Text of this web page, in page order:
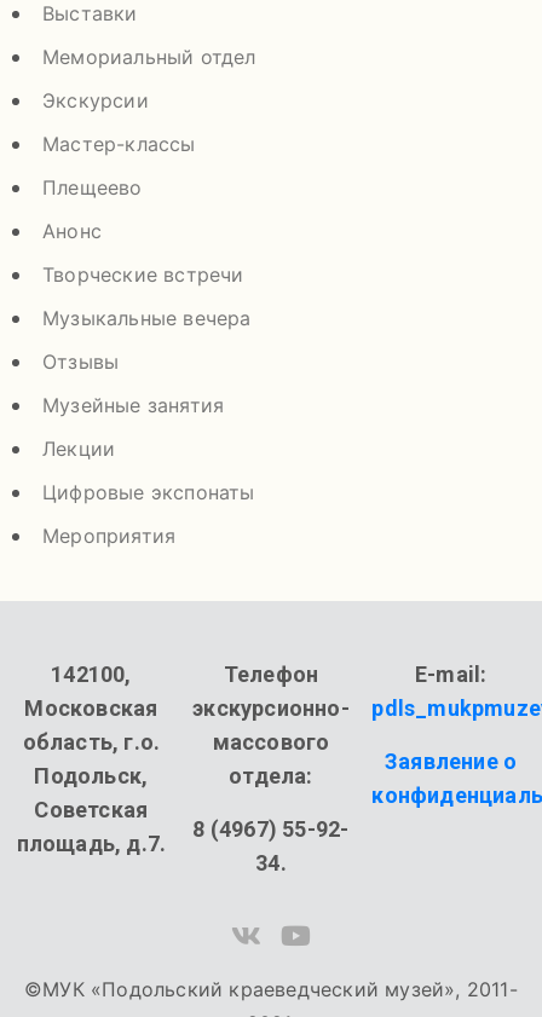
Выставки
Мемориальный отдел
Экскурсии
Мастер-классы
Плещеево
Анонс
Творческие встречи
Музыкальные вечера
Отзывы
Музейные занятия
Лекции
Цифровые экспонаты
Мероприятия
142100,
Московская
область, г.о.
Подольск,
Советская
площадь, д.7.
Телефон
экскурсионно-
массового
отдела:
8 (4967) 55-92-
34.
E-mail:
Заявление о
©МУК «Подольский краеведческий музей», 2011-